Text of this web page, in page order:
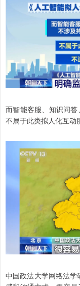
而智能客服、知识问
不属于此类拟人化互动
中国政法大学网络法